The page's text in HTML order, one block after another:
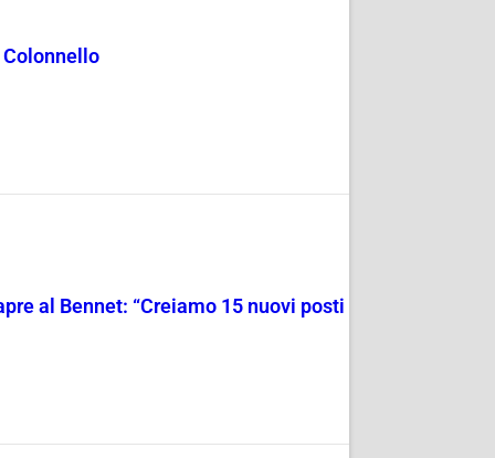
al Bennet: “Creiamo 15 nuovi posti